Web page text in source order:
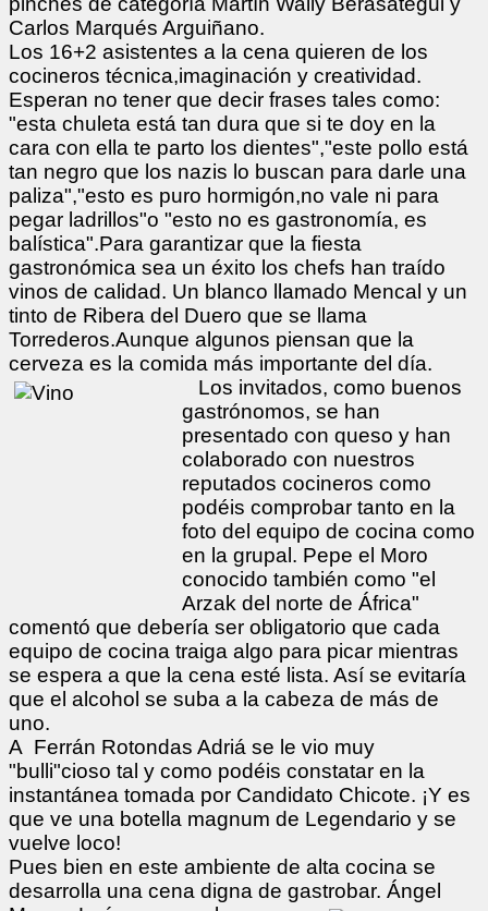
Carlos Marqués Arguiñano.
Los 16+2 asistentes a la cena quieren de los
cocineros técnica,imaginación y creatividad.
Esperan no tener que decir frases tales como:
"esta chuleta está tan dura que si te doy en la
cara con ella te parto los dientes","este pollo está
tan negro que los nazis lo buscan para darle una
paliza","esto es puro hormigón,no vale ni para
pegar ladrillos"o "esto no es gastronomía, es
balística".Para garantizar que la fiesta
gastronómica sea un éxito los chefs han traído
vinos de calidad. Un blanco llamado Mencal y un
tinto de Ribera del Duero que se llama
Torrederos.Aunque algunos piensan que la
cerveza es la comida más importante del día.
Los invitados, como buenos
gastrónomos, se han
presentado con queso y han
colaborado con nuestros
reputados cocineros como
podéis comprobar tanto en la
foto del equipo de cocina como
en la grupal. Pepe el Moro
conocido también como "el
Arzak del norte de África"
comentó que debería ser obligatorio que cada
equipo de cocina traiga algo para picar mientras
se espera a que la cena esté lista. Así se evitaría
que el alcohol se suba a la cabeza de más de
uno.
A Ferrán Rotondas Adriá se le vio muy
"bulli"cioso tal y como podéis constatar en la
instantánea tomada por Candidato Chicote. ¡Y es
que ve una botella magnum de Legendario y se
vuelve loco!
Pues bien en este ambiente de alta cocina se
desarrolla una cena digna de gastrobar. Ángel